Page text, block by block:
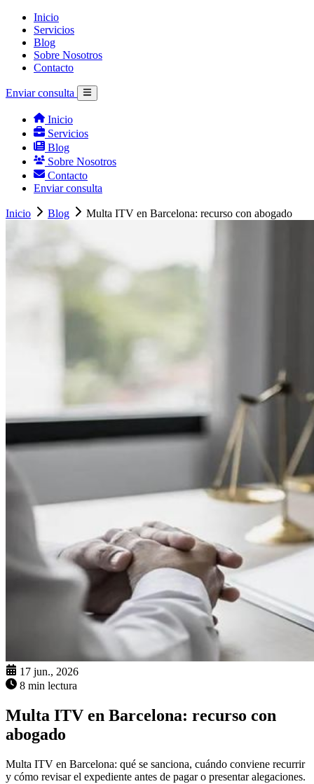
Inicio
Servicios
Blog
Sobre Nosotros
Contacto
Enviar consulta
Inicio
Servicios
Blog
Sobre Nosotros
Contacto
Enviar consulta
Inicio Blog Multa ITV en Barcelona: recurso con abogado
17 jun., 2026
8 min lectura
Multa ITV en Barcelona: recurso con
abogado
Multa ITV en Barcelona: qué se sanciona, cuándo conviene recurrir
y cómo revisar el expediente antes de pagar o presentar alegaciones.